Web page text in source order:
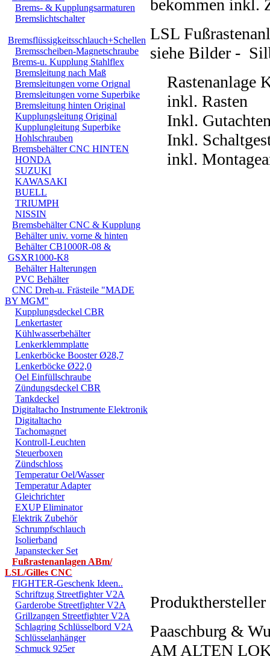
Brems- & Kupplungsarmaturen
Bremslichtschalter
Bremsflüssigkeitsschlauch+Schellen
Bremsscheiben-Magnetschraube
Brems-u. Kupplung Stahlflex
Bremsleitung nach Maß
Bremsleitungen vorne Orignal
Bremsleitungen vorne Superbike
Bremsleitung hinten Original
Kupplungsleitung Original
Kupplungleitung Superbike
Hohlschrauben
Bremsbehälter CNC HINTEN
HONDA
SUZUKI
KAWASAKI
BUELL
TRIUMPH
NISSIN
Bremsbehälter CNC & Kupplung
Behälter univ. vorne & hinten
Behälter CB1000R-08 &
GSXR1000-K8
Behälter Halterungen
PVC Behälter
CNC Dreh-u. Frästeile "MADE
BY MGM"
Kupplungsdeckel CBR
Lenkertaster
Kühlwasserbehälter
Lenkerklemmplatte
Lenkerböcke Booster Ø28,7
Lenkerböcke Ø22,0
Oel Einfüllschraube
Zündungsdeckel CBR
Tankdeckel
Digitaltacho Instrumente Elektronik
Digitaltacho
Tachomagnet
Kontroll-Leuchten
Steuerboxen
Zündschloss
Temperatur Oel/Wasser
Temperatur Adapter
Gleichrichter
EXUP Eliminator
Elektrik Zubehör
Schrumpfschlauch
Isolierband
Japanstecker Set
Fußrastenanlagen ABm/
LSL/Gilles CNC
FIGHTER-Geschenk Ideen..
Schriftzug Streetfighter V2A
Garderobe Streetfighter V2A
Grillzangen Streetfighter V2A
Schlagring Schlüsselbord V2A
Schlüsselanhänger
Schmuck 925er
bekommen inkl.
LSL
siehe Bilder -
Rastenanlage
inkl. Rasten
Inkl.
Inkl.
inkl.
Produkthersteller
Paaschburg &
AM ALTEN